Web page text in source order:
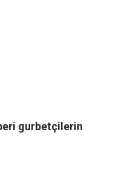
gurbetçilerin